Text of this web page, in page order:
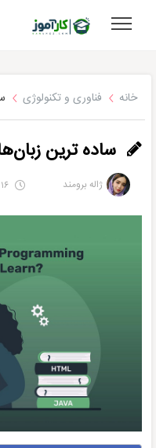
خانه فناوری و تکنولوژی
ساده ترین
ژاله برومند